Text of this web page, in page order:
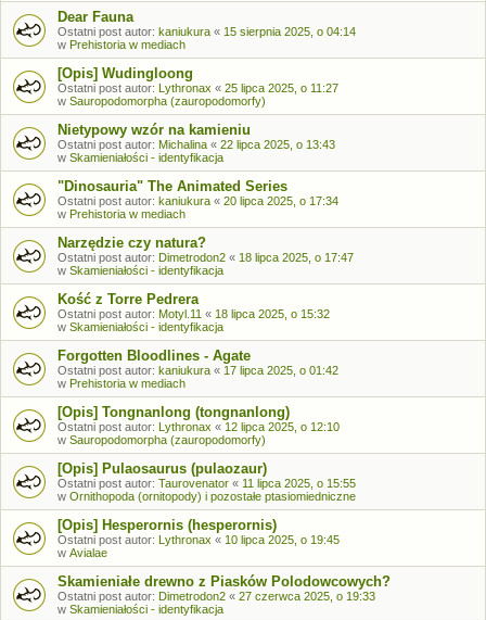
Dear Fauna
Ostatni post autor: kaniukura « 15 sierpnia 2025, o 04:14
w Prehistoria w mediach
[Opis] Wudingloong
Ostatni post autor: Lythronax « 25 lipca 2025, o 11:27
w Sauropodomorpha (zauropodomorfy)
Nietypowy wzór na kamieniu
Ostatni post autor: Michalina « 22 lipca 2025, o 13:43
w Skamieniałości - identyfikacja
"Dinosauria" The Animated Series
Ostatni post autor: kaniukura « 20 lipca 2025, o 17:34
w Prehistoria w mediach
Narzędzie czy natura?
Ostatni post autor: Dimetrodon2 « 18 lipca 2025, o 17:47
w Skamieniałości - identyfikacja
Kość z Torre Pedrera
Ostatni post autor: Motyl.11 « 18 lipca 2025, o 15:32
w Skamieniałości - identyfikacja
Forgotten Bloodlines - Agate
Ostatni post autor: kaniukura « 17 lipca 2025, o 01:42
w Prehistoria w mediach
[Opis] Tongnanlong (tongnanlong)
Ostatni post autor: Lythronax « 12 lipca 2025, o 12:10
w Sauropodomorpha (zauropodomorfy)
[Opis] Pulaosaurus (pulaozaur)
Ostatni post autor: Taurovenator « 11 lipca 2025, o 15:55
w Ornithopoda (ornitopody) i pozostałe ptasiomiedniczne
[Opis] Hesperornis (hesperornis)
Ostatni post autor: Lythronax « 10 lipca 2025, o 19:45
w Avialae
Skamieniałe drewno z Piasków Polodowcowych?
Ostatni post autor: Dimetrodon2 « 27 czerwca 2025, o 19:33
w Skamieniałości - identyfikacja